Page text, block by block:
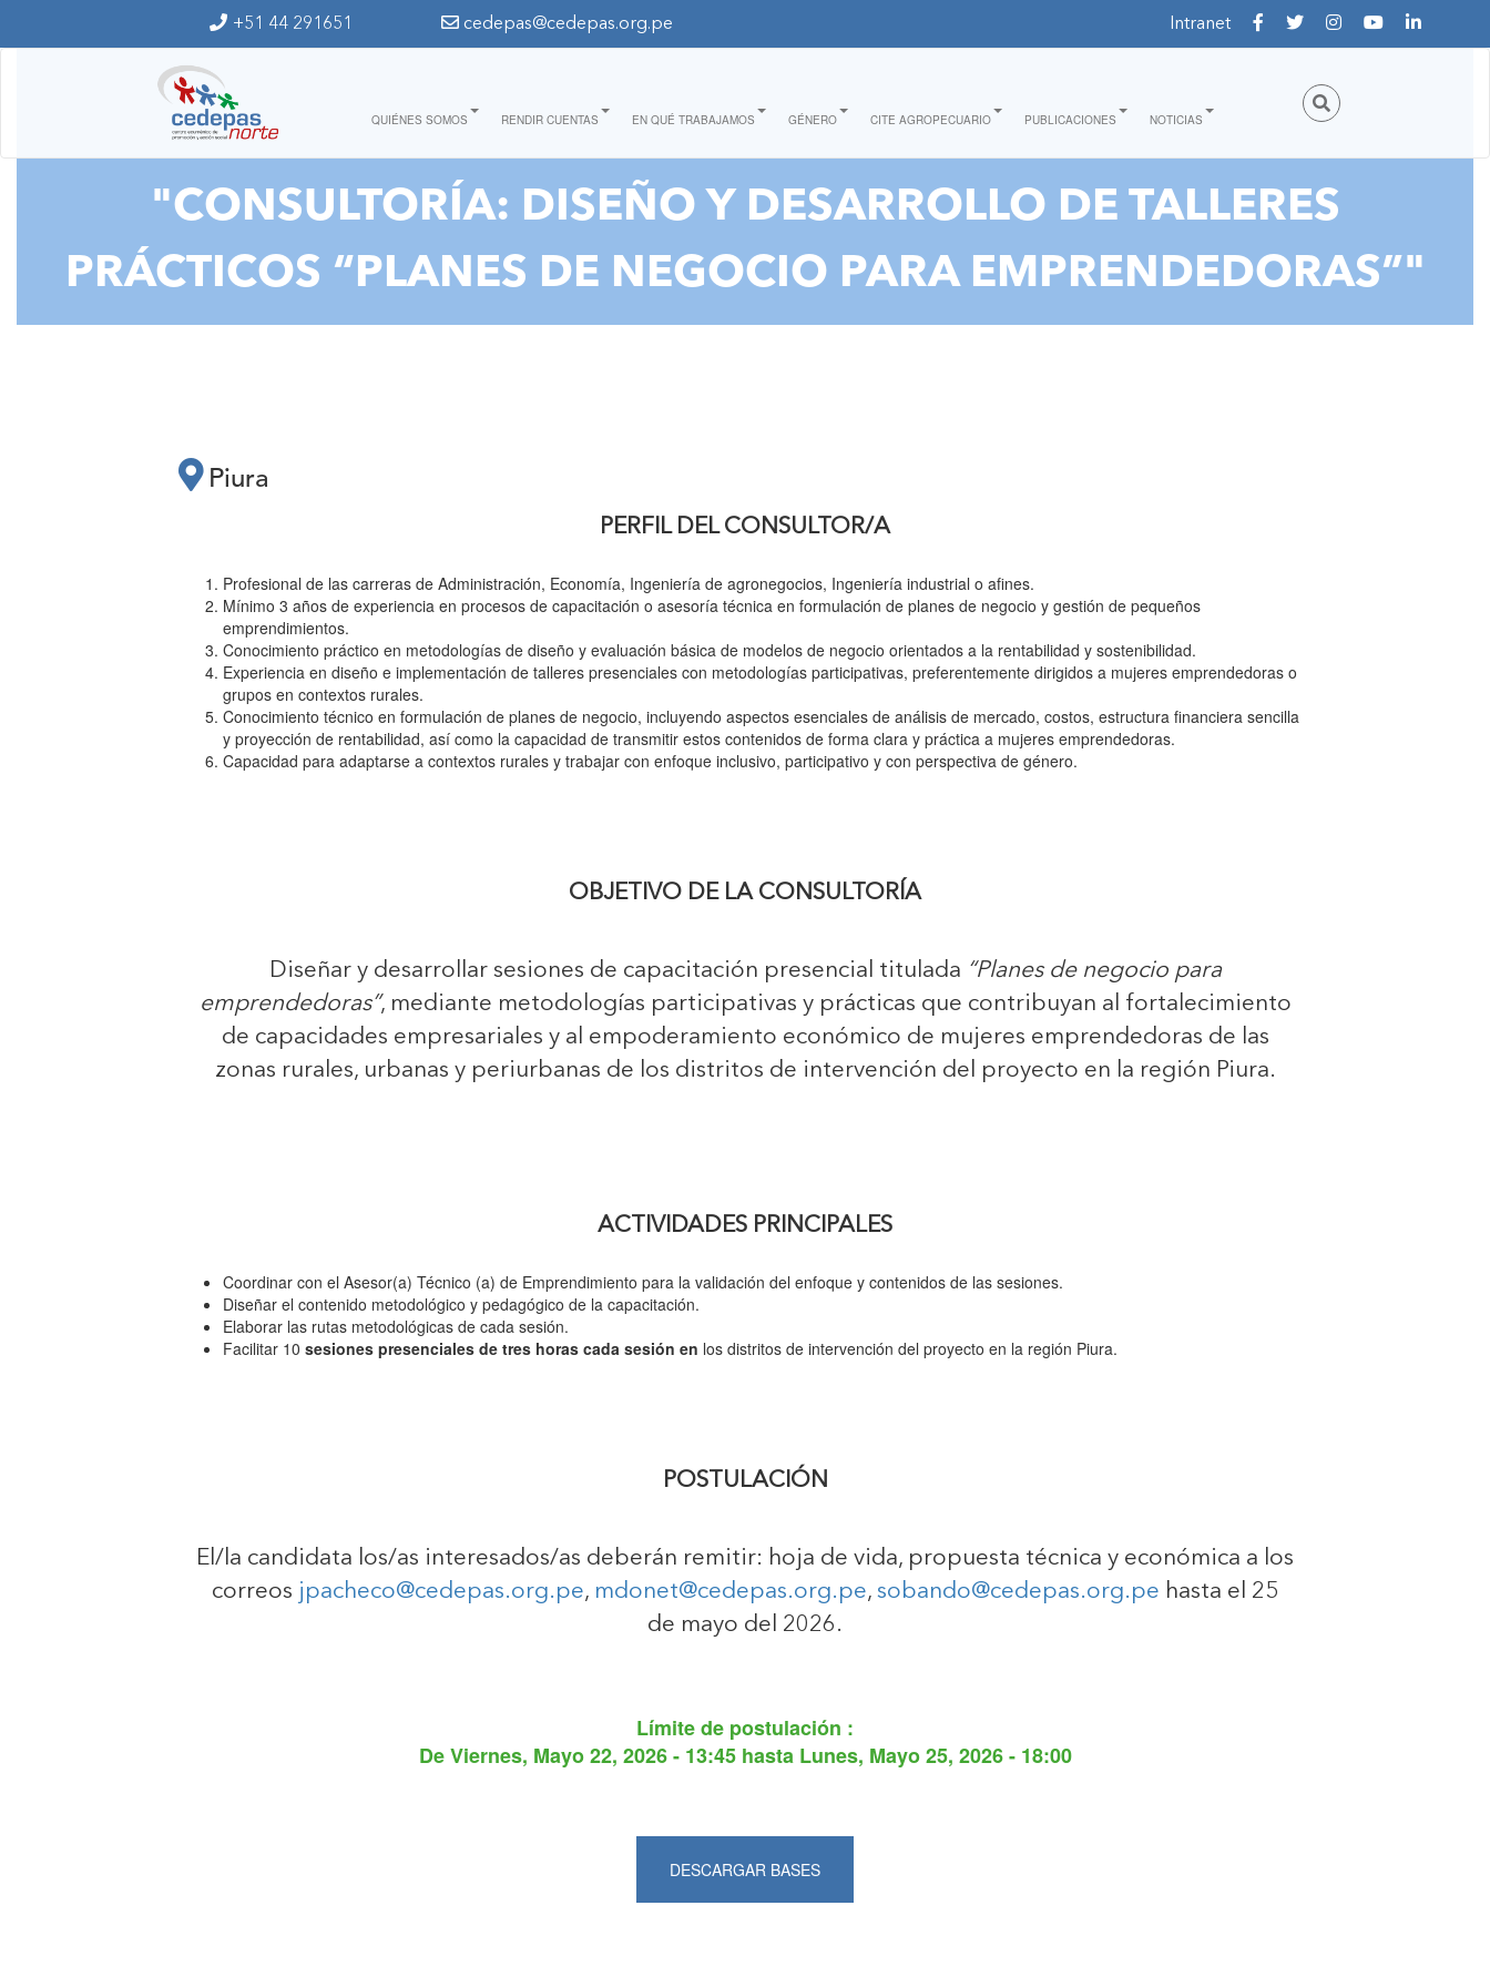
+51 44 291651 cedepas@cedepas.org.pe Intranet
QUIÉNES SOMOS RENDIR CUENTAS EN QUÉ TRABAJAMOS GÉNERO CITE AGROPECUARIO PUBLICACIONES NOTICIAS
"CONSULTORÍA: DISEÑO Y DESARROLLO DE TALLERES
PRÁCTICOS “PLANES DE NEGOCIO PARA EMPRENDEDORAS”"
Piura
PERFIL DEL CONSULTOR/A
Profesional de las carreras de Administración, Economía, Ingeniería de agronegocios, Ingeniería industrial o afines.
Mínimo 3 años de experiencia en procesos de capacitación o asesoría técnica en formulación de planes de negocio y gestión de pequeños
emprendimientos.
Conocimiento práctico en metodologías de diseño y evaluación básica de modelos de negocio orientados a la rentabilidad y sostenibilidad.
Experiencia en diseño e implementación de talleres presenciales con metodologías participativas, preferentemente dirigidos a mujeres emprendedoras o
grupos en contextos rurales.
Conocimiento técnico en formulación de planes de negocio, incluyendo aspectos esenciales de análisis de mercado, costos, estructura financiera sencilla
y proyección de rentabilidad, así como la capacidad de transmitir estos contenidos de forma clara y práctica a mujeres emprendedoras.
Capacidad para adaptarse a contextos rurales y trabajar con enfoque inclusivo, participativo y con perspectiva de género.
OBJETIVO DE LA CONSULTORÍA
Diseñar y desarrollar sesiones de capacitación presencial titulada “Planes de negocio para
emprendedoras”, mediante metodologías participativas y prácticas que contribuyan al fortalecimiento
de capacidades empresariales y al empoderamiento económico de mujeres emprendedoras de las
zonas rurales, urbanas y periurbanas de los distritos de intervención del proyecto en la región Piura.
ACTIVIDADES PRINCIPALES
Coordinar con el Asesor(a) Técnico (a) de Emprendimiento para la validación del enfoque y contenidos de las sesiones.
Diseñar el contenido metodológico y pedagógico de la capacitación.
Elaborar las rutas metodológicas de cada sesión.
Facilitar 10 sesiones presenciales de tres horas cada sesión en los distritos de intervención del proyecto en la región Piura.
POSTULACIÓN
El/la candidata los/as interesados/as deberán remitir: hoja de vida, propuesta técnica y económica a los
correos jpacheco@cedepas.org.pe, mdonet@cedepas.org.pe, sobando@cedepas.org.pe hasta el 25
de mayo del 2026.
Límite de postulación :
DeViernes, Mayo 22, 2026 - 13:45hasta Lunes, Mayo 25, 2026 - 18:00
DESCARGAR BASES